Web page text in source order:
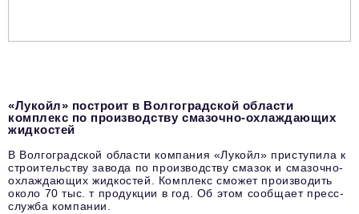
«Лукойл» построит в Волгоградской области
комплекс по производству смазочно-охлаждающих
жидкостей
В Волгоградской области компания «Лукойл» приступила к
строительству завода по производству смазок и смазочно-
охлаждающих жидкостей. Комплекс сможет производить
около 70 тыс. т продукции в год. Об этом сообщает пресс-
служба компании.